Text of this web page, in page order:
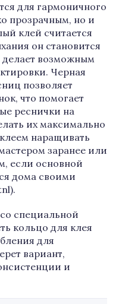
для гармоничного
прозрачным, но и
клей считается
он становится
делает возможным
Черная
позволяет
что помогает
реснички на
их максимально
наращивать
заранее или
если основной
дома своими
специальной
кольцо для клея
для
вариант,
и